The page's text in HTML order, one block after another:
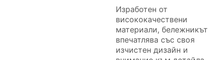
Изработен от
висококачествени
материали, бележникът
впечатлява със своя
изчистен дизайн и